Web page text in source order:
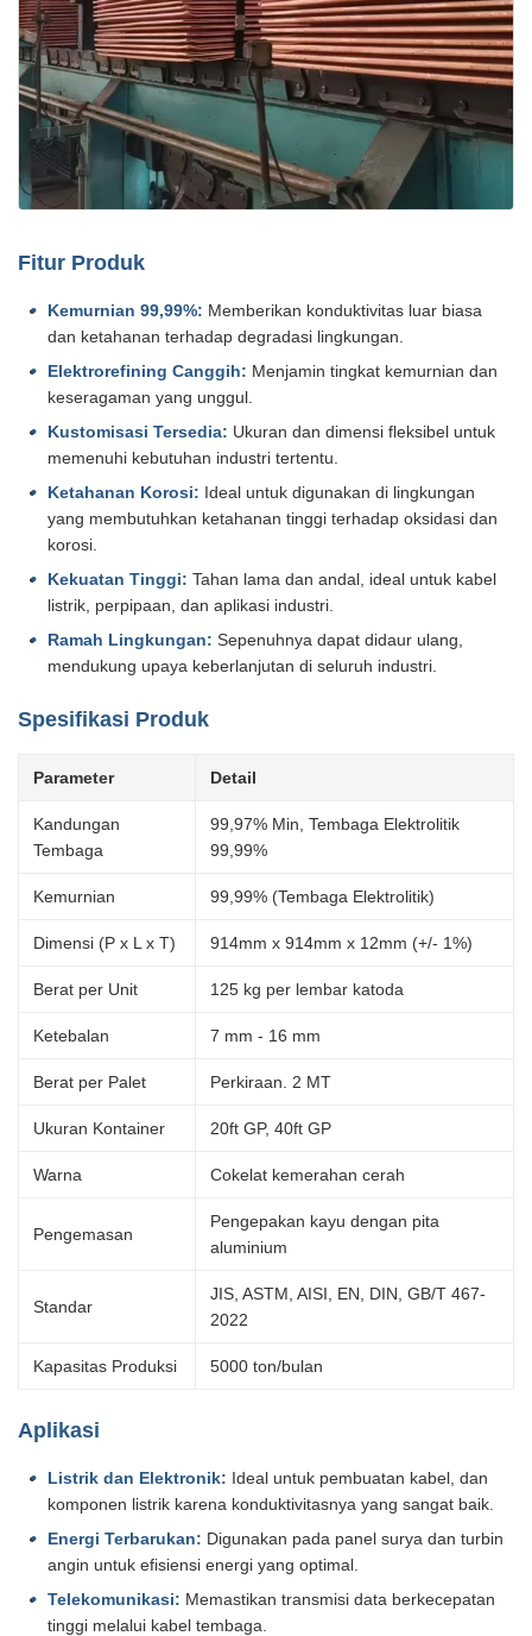
Fitur Produk
Kemurnian 99,99%: Memberikan konduktivitas luar biasa
dan ketahanan terhadap degradasi lingkungan.
Elektrorefining Canggih: Menjamin tingkat kemurnian dan
keseragaman yang unggul.
Kustomisasi Tersedia: Ukuran dan dimensi fleksibel untuk
memenuhi kebutuhan industri tertentu.
Ketahanan Korosi: Ideal untuk digunakan di lingkungan
yang membutuhkan ketahanan tinggi terhadap oksidasi dan
korosi.
Kekuatan Tinggi: Tahan lama dan andal, ideal untuk kabel
listrik, perpipaan, dan aplikasi industri.
Ramah Lingkungan: Sepenuhnya dapat didaur ulang,
mendukung upaya keberlanjutan di seluruh industri.
Spesifikasi Produk
Parameter Detail
Kandungan
Tembaga
99,97% Min, Tembaga Elektrolitik
99,99%
Kemurnian 99,99% (Tembaga Elektrolitik)
Dimensi (P x L x T) 914mm x 914mm x 12mm (+/- 1%)
Berat per Unit 125 kg per lembar katoda
Ketebalan 7 mm - 16 mm
Berat per Palet Perkiraan. 2 MT
Ukuran Kontainer 20ft GP, 40ft GP
Warna Cokelat kemerahan cerah
Pengemasan
Pengepakan kayu dengan pita
aluminium
Standar
JIS, ASTM, AISI, EN, DIN, GB/T 467-
2022
Kapasitas Produksi 5000 ton/bulan
Aplikasi
Listrik dan Elektronik: Ideal untuk pembuatan kabel, dan
komponen listrik karena konduktivitasnya yang sangat baik.
Energi Terbarukan: Digunakan pada panel surya dan turbin
angin untuk efisiensi energi yang optimal.
Telekomunikasi: Memastikan transmisi data berkecepatan
tinggi melalui kabel tembaga.